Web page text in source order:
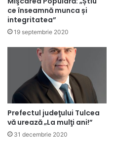
ce înseamnă munca și
integritatea”
19 septembrie 2020
Prefectul judeţului Tulcea
vă urează „La mulţi ani!”
31 decembrie 2020